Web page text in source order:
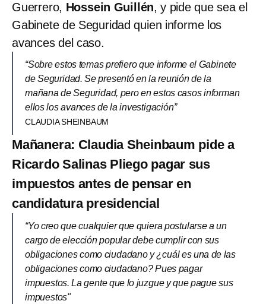
Guerrero, Hossein Guillén, y pide que sea el
Gabinete de Seguridad quien informe los
avances del caso.
“Sobre estos temas prefiero que informe el Gabinete
de Seguridad. Se presentó en la reunión de la
mañana de Seguridad, pero en estos casos informan
ellos los avances de la investigación”
CLAUDIA SHEINBAUM
Mañanera: Claudia Sheinbaum pide a
Ricardo Salinas Pliego pagar sus
impuestos antes de pensar en
candidatura presidencial
“Yo creo que cualquier que quiera postularse a un
cargo de elección popular debe cumplir con sus
obligaciones como ciudadano y ¿cuál es una de las
obligaciones como ciudadano? Pues pagar
impuestos. La gente que lo juzgue y que pague sus
impuestos"